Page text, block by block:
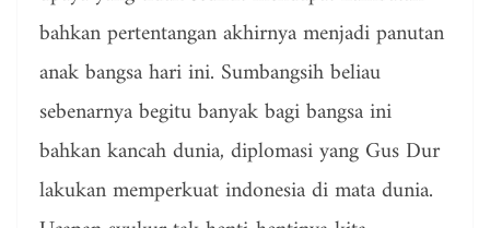
bahkan pertentangan akhirnya menjadi panutan
anak bangsa hari ini. Sumbangsih beliau
sebenarnya begitu banyak bagi bangsa ini
bahkan kancah dunia, diplomasi yang Gus Dur
lakukan memperkuat indonesia di mata dunia.